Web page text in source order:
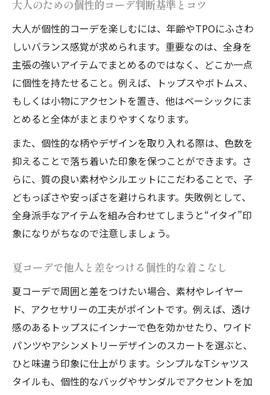
大人のための個性的コーデ判断基準とコツ
大人が個性的コーデを楽しむには、年齢やTPOにふさわ
しいバランス感覚が求められます。重要なのは、全身を
主張の強いアイテムでまとめるのではなく、どこか一点
に個性を持たせること。例えば、トップスやボトムス、
もしくは小物にアクセントを置き、他はベーシックにま
とめると全体がまとまりやすくなります。
また、個性的な柄やデザインを取り入れる際は、色数を
抑えることで落ち着いた印象を保つことができます。さ
らに、質の良い素材やシルエットにこだわることで、子
どもっぽさや安っぽさを避けられます。失敗例として、
全身派手なアイテムを組み合わせてしまうと“イタイ”印
象になりがちなので注意しましょう。
夏コーデで他人と差をつける個性的な着こなし
夏コーデで周囲と差をつけたい場合、素材やレイヤー
ド、アクセサリーの工夫がポイントです。例えば、透け
感のあるトップスにインナーで色を効かせたり、ワイド
パンツやアシンメトリーデザインのスカートを選ぶと、
ひと味違う印象に仕上がります。シンプルなTシャツス
タイルも、個性的なバッグやサンダルでアクセントを加